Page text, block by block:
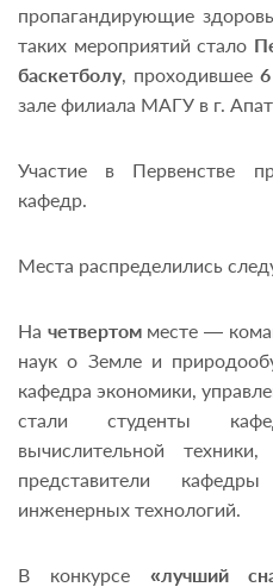
пропагандирующие
таких мероприятий стало
баскетболу, проходившее
зале филиала МАГУ в г.
Участие в Первенстве
кафедр.
Места распределились
На четвертомместе —
наук о Земле и
кафедра экономики,
стали студенты
вычислительной
представители
инженерных технологий.
В конкурсе «лучший